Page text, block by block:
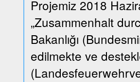
Projemiz 2018
„Zusammenhalt
Bakanlığı
edilmekte ve